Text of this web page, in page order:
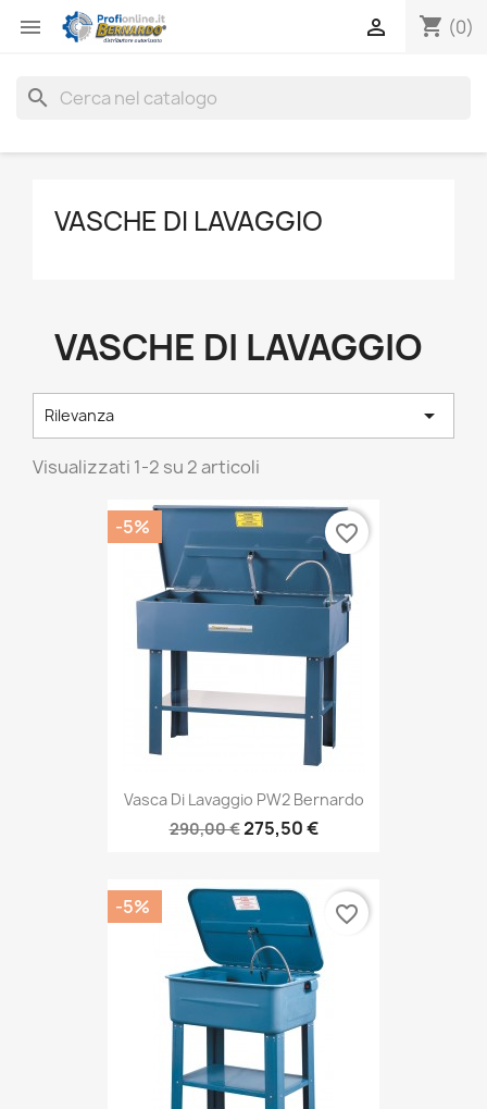
 shopping_cart (0)

search
VASCHE DI LAVAGGIO
VASCHE DI LAVAGGIO
Rilevanza 
Visualizzati 1-2 su 2 articoli
Vasca Di Lavaggio PW2 Bernardo
290,00 €275,50 €
-5% favorite_border
-5% favorite_border